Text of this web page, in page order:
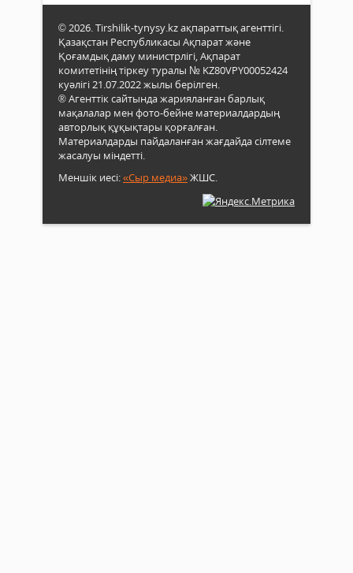
© 2026. Tirshilik-tynysy.kz ақпараттық агенттігі.
Қазақстан Республикасы Ақпарат және
Қоғамдық даму министрлігі, Ақпарат
комитетінің тіркеу туралы № KZ80VPY00052424
куәлігі 21.07.2022 жылы берілген.
® Агенттік сайтында жарияланған барлық
мақалалар мен фото-бейне материалдардың
авторлық құқықтары қорғалған.
Материалдарды пайдаланған жағдайда сілтеме
жасалуы міндетті.
Меншік иесі:«Сыр медиа»ЖШС.